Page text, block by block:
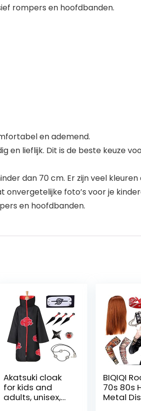
rompers en hoofdbanden.
en ademend.
en lieflijk. Dit is de beste keuze
dan 70 cm. Er zijn veel kleuren
foto’s voor je
en hoofdbanden.
Akatsuki cloak
for kids and
adults, unisex,
BIQIQI
70s 80s
Metal